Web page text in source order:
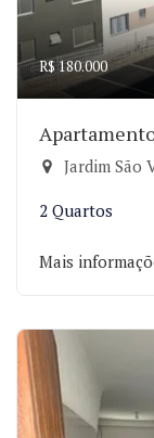
R$ 180.000
Jardim São
2 Quartos
Mais